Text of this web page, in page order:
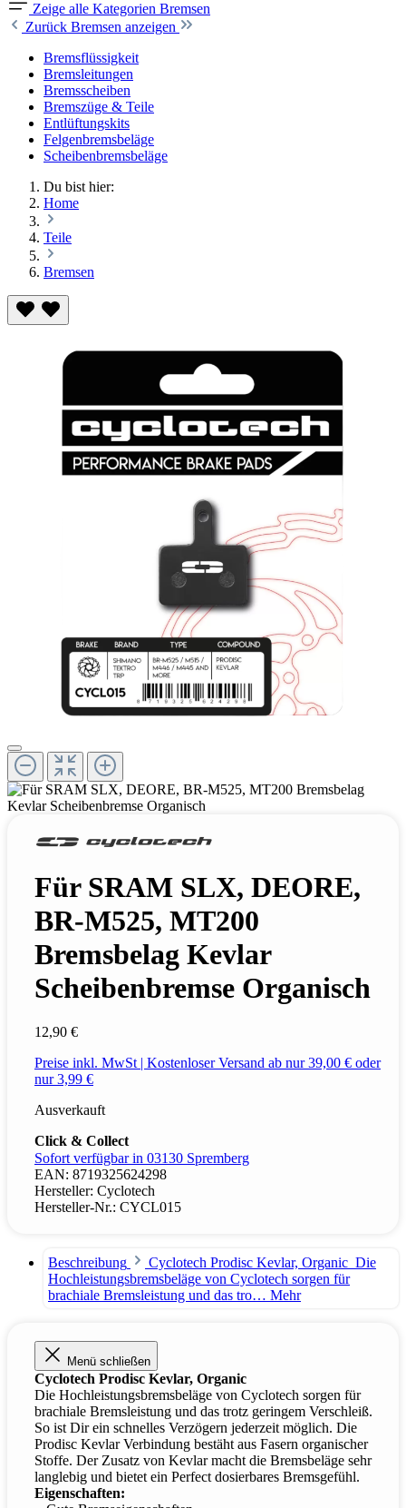
Zeige alle Kategorien Bremsen
Zurück Bremsen anzeigen
Bremsflüssigkeit
Bremsleitungen
Bremsscheiben
Bremszüge & Teile
Entlüftungskits
Felgenbremsbeläge
Scheibenbremsbeläge
Du bist hier:
Home
Teile
Bremsen
Für SRAM SLX, DEORE,
BR-M525, MT200
Bremsbelag Kevlar
Scheibenbremse Organisch
12,90 €
Preise inkl. MwSt | Kostenloser Versand ab nur 39,00 € oder
nur 3,99 €
Ausverkauft
Click & Collect
Sofort verfügbar in 03130 Spremberg
EAN: 8719325624298
Hersteller: Cyclotech
Hersteller-Nr.: CYCL015
Beschreibung
Cyclotech Prodisc Kevlar, Organic Die
Hochleistungsbremsbeläge von Cyclotech sorgen für
brachiale Bremsleistung und das tro… Mehr
Menü schließen
Cyclotech Prodisc Kevlar, Organic
Die Hochleistungsbremsbeläge von Cyclotech sorgen für
brachiale Bremsleistung und das trotz geringem Verschleiß.
So ist Dir ein schnelles Verzögern jederzeit möglich. Die
Prodisc Kevlar Verbindung bestäht aus Fasern organischer
Stoffe. Der Zusatz von Kevlar macht die Bremsbeläge sehr
langlebig und bietet ein Perfect dosierbares Bremsgefühl.
Eigenschaften: